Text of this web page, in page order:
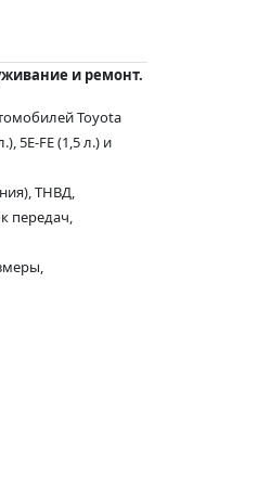
и ремонт.
Toyota
5E-FE (1,5 л.) и
ТНВД,
передач,